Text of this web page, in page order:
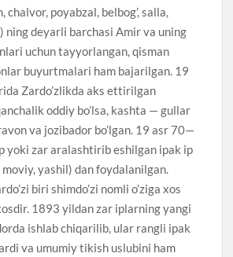
chalvor, poyabzal, belbog’, salla,
ning deyarli barchasi Amir va uning
uchun tayyorlangan, qisman
buyurtmalari ham bajarilgan. 19
Zardo’zlikda aks ettirilgan
oddiy bo’lsa, kashta — gullar
va jozibador bo’lgan. 19 asr 70—
yoki zar aralashtirib eshilgan ipak ip
moviy, yashil) dan foydalanilgan.
biri shimdo’zi nomli o’ziga xos
1893 yildan zar iplarning yangi
ishlab chiqarilib, ular rangli ipak
va umumiy tikish uslubini ham